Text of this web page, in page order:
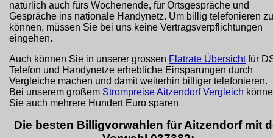
natürlich auch fürs Wochenende, für Ortsgespräche und
Gespräche ins nationale Handynetz. Um billig telefonieren zu
können, müssen Sie bei uns keine Vertragsverpflichtungen
eingehen.
Auch können Sie in unserer grossen Flatrate Übersichtfür
Telefon und Handynetze erhebliche Einsparungen durch
Vergleiche machen und damit weiterhin billiger telefonieren.
Bei unserem großem Strompreise Aitzendorf Vergleich
Sie auch mehrere Hundert Euro sparen
Die besten Billigvorwahlen für Aitzendorf mit